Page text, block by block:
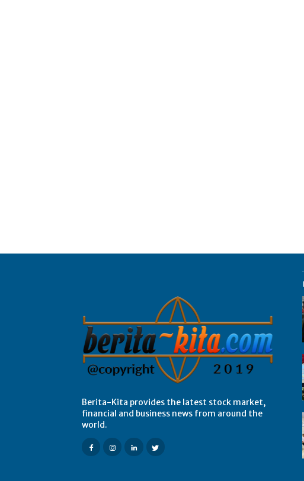
Berita-Kita provides the latest stock market,
financial and business news from around the
world.